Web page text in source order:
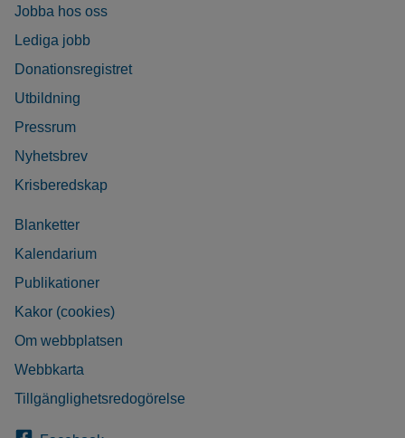
Jobba hos oss
Lediga jobb
Donationsregistret
Utbildning
Pressrum
Nyhetsbrev
Krisberedskap
Blanketter
Kalendarium
Publikationer
Kakor (cookies)
Om webbplatsen
Webbkarta
Tillgänglighetsredogörelse